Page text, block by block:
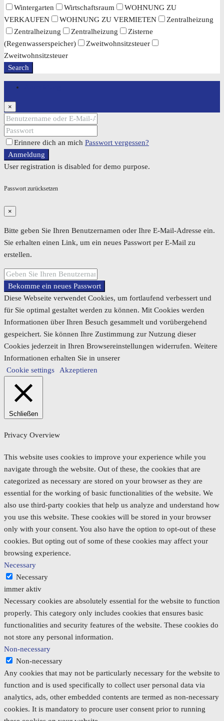
Wintergarten
Wirtschaftsraum
WOHNUNG ZU
VERKAUFEN
WOHNUNG ZU VERMIETEN
Zentralheizung
Zentralheizung
Zentralheizung
Zisterne
(Regenwasserspeicher)
Zweitwohnsitzsteuer
Zweitwohnsitzsteuer
Search
×
Erinnere dich an mich Passwort vergessen?
Anmeldung
User registration is disabled for demo purpose.
Passwort zurücksetzen
×
Bitte geben Sie Ihren Benutzernamen oder Ihre E-Mail-Adresse ein.
Sie erhalten einen Link, um ein neues Passwort per E-Mail zu
erstellen.
Bekomme ein neues Passwort
Diese Webseite verwendet Cookies, um fortlaufend verbessert und
für Sie optimal gestaltet werden zu können. Mit Cookies werden
Informationen über Ihren Besuch gesammelt und vorübergehend
gespeichert. Sie können Ihre Zustimmung zur Nutzung dieser
Cookies jederzeit in Ihren Browsereinstellungen widerrufen. Weitere
Informationen erhalten Sie in unserer
Cookie settings
Akzeptieren
Schließen
Privacy Overview
This website uses cookies to improve your experience while you
navigate through the website. Out of these, the cookies that are
categorized as necessary are stored on your browser as they are
essential for the working of basic functionalities of the website. We
also use third-party cookies that help us analyze and understand how
you use this website. These cookies will be stored in your browser
only with your consent. You also have the option to opt-out of these
cookies. But opting out of some of these cookies may affect your
browsing experience.
Necessary
Necessary
immer aktiv
Necessary cookies are absolutely essential for the website to function
properly. This category only includes cookies that ensures basic
functionalities and security features of the website. These cookies do
not store any personal information.
Non-necessary
Non-necessary
Any cookies that may not be particularly necessary for the website to
function and is used specifically to collect user personal data via
analytics, ads, other embedded contents are termed as non-necessary
cookies. It is mandatory to procure user consent prior to running